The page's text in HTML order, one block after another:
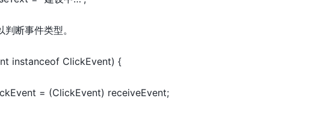
断事件类型。
instanceof ClickEvent) {
= (ClickEvent) receiveEvent;